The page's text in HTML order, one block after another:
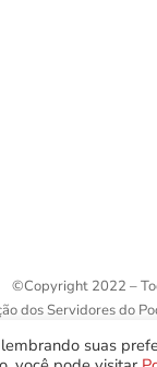
©Copyright 2022 –
dos Servidores do
suas